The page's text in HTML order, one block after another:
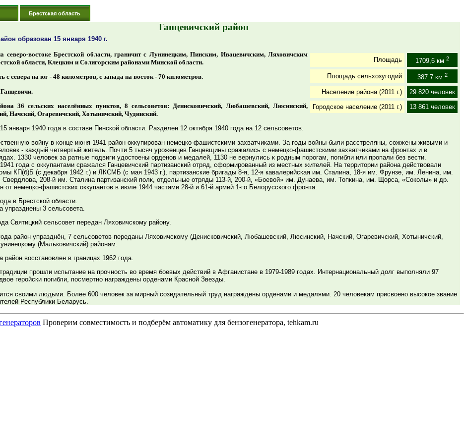
Брестская область
Ганцевичский район
образован 15 января 1940 г.
Площадь 1709,6 км 2
Площадь сельхозугодий 387.7 км 2
Население района (2011 г.)
29 820 человек
Городское население (2011 г.)
13 861 человек
северо-востоке Брестской области, граничит с Лунинецким, Пинским, Ивацевичским, Ляховичским
области, Клецким и Солигорским районами Минской области.
с севера на юг - 48 километров, с запада на восток - 70 километров.
36 сельских населённых пунктов, 8 сельсоветов: Денисковичский, Любашевский, Люсинский,
Начский, Огаревичский, Хотыничский, Чудинский.
января 1940 года в составе Пинской области. Разделен 12 октября 1940 года на 12 сельсоветов.
войну в конце июня 1941 район оккупирован немецко-фашистскими захватчиками. За годы войны были расстреляны, сожжены живыми и
- каждый четвертый житель. Почти 5 тысяч уроженцев Ганцевщины сражались с немецко-фашистскими захватчиками на фронтах и в
1330 человек за ратные подвиги удостоены орденов и медалей, 1130 не вернулись к родным порогам, погибли или пропали без вести.
года с оккупантами сражался Ганцевичский партизанский отряд, сформированный из местных жителей. На территории района действовали
КП(б)Б (с декабря 1942 г.) и ЛКСМБ (с мая 1943 г.), партизанские бригады 8-я, 12-я кавалерийская им. Сталина, 18-я им. Фрунзе, им. Ленина, им.
208-й им. Сталина партизанский полк, отдельные отряды 113-й, 200-й, «Боевой» им. Дунаева, им. Топкина, им. Щорса, «Соколы» и др.
от немецко-фашистских оккупантов в июле 1944 частями 28-й и 61-й армий 1-го Белорусского фронта.
в Брестской области.
упразднены 3 сельсовета.
Святицкий сельсовет передан Ляховичскому району.
район упразднён, 7 сельсоветов переданы Ляховичскому (Денисковичский, Любашевский, Люсинский, Начский, Огаревичский, Хотыничский,
(Мальковичский) районам.
район восстановлен в границах 1962 года.
прошли испытание на прочность во время боевых действий в Афганистане в 1979-1989 годах. Интернациональный долг выполняли 97
геройски погибли, посмертно награждены орденами Красной Звезды.
своими людьми. Более 600 человек за мирный созидательный труд награждены орденами и медалями. 20 человекам присвоено высокое звание
Республики Беларусь.
Проверим совместимость и подберём автоматику для бензогенератора, tehkam.ru